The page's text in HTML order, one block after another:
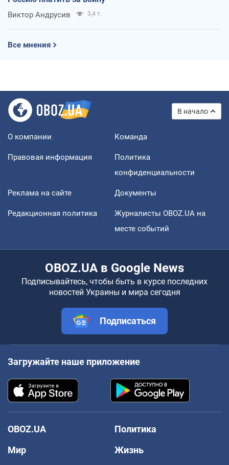
Виктор Андрусив 3,4 т.
Все мнения
В начало
О компании Команда
Правовая информация
Политика
конфиденциальности
Реклама на сайте Документы
Редакционная политика
Журналисты OBOZ.UA на
месте событий
OBOZ.UA в Google News
Подписывайтесь, чтобы быть в курсе последних
новостей Украины и мира сегодня
Подписаться
Загружайте наше приложение
OBOZ.UA
Политика
Мир
Жизнь